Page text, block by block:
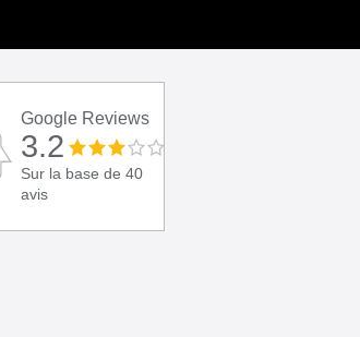
Google Reviews
3.2
Sur la base de 40
avis